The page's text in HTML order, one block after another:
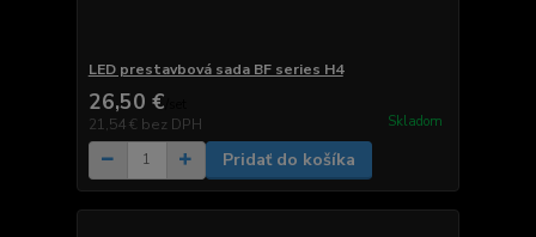
LED prestavbová sada BF series H4
26,50 €
21,54 € bez DPH Skladom
Pridať do košíka